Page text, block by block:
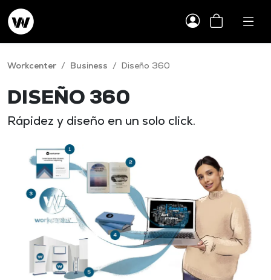
Workcenter / Business / Diseño 360
DISEÑO 360​
Rápidez y diseño en un solo click.